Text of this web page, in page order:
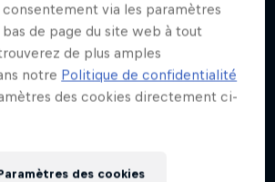
via les paramètres
de page du site web à tout
de plus amples
notre Politique de confidentialité
des cookies directement ci-
des cookies